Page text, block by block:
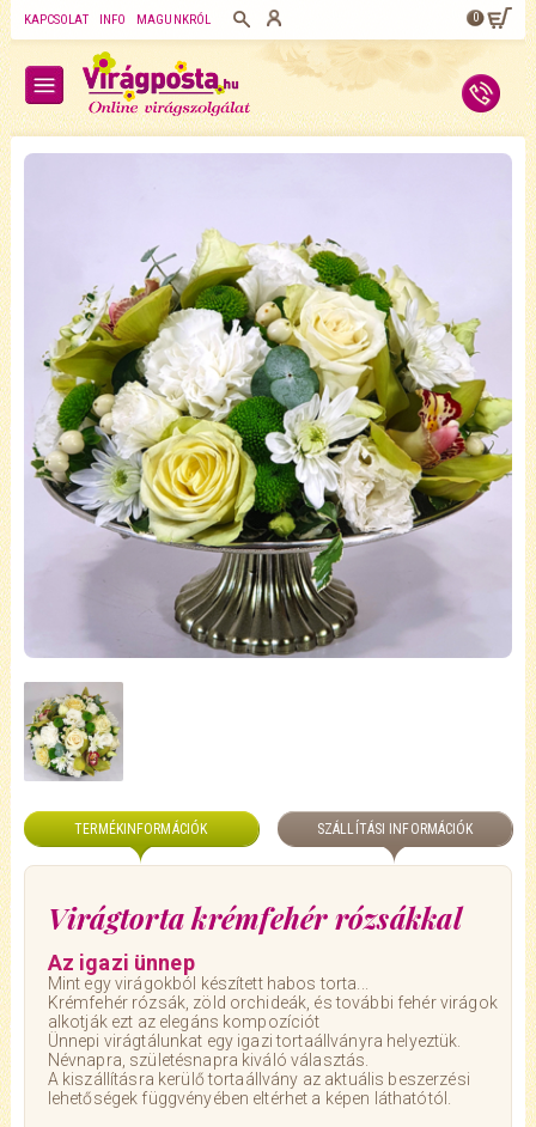
KAPCSOLAT INFO MAGUNKRÓL 0
TERMÉKINFORMÁCIÓK SZÁLLÍTÁSI INFORMÁCIÓK
Virágtorta krémfehér rózsákkal
Az igazi ünnep
Mint egy virágokból készített habos torta...
Krémfehér rózsák, zöld orchideák, és további fehér virágok
alkotják ezt az elegáns kompozíciót
Ünnepi virágtálunkat egy igazi tortaállványra helyeztük.
Névnapra, születésnapra kiváló választás.
A kiszállításra kerülő tortaállvány az aktuális beszerzési
lehetőségek függvényében eltérhet a képen láthatótól.